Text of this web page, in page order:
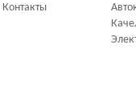
Контакты